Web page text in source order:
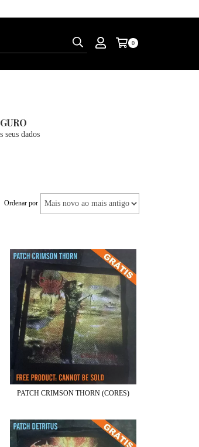
0
seus dados
Ordenar por
PATCH CRIMSON THORN (CORES)